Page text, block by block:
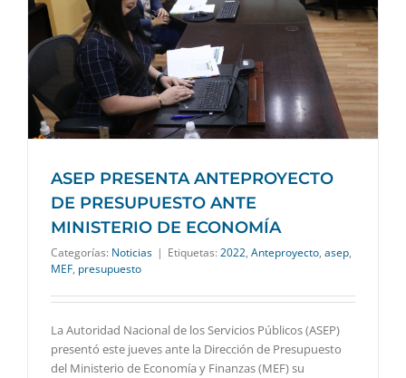
ASEP PRESENTA ANTEPROYECTO
DE PRESUPUESTO ANTE
MINISTERIO DE ECONOMÍA
Categorías: Noticias | Etiquetas: 2022, Anteproyecto, asep,
MEF, presupuesto
La Autoridad Nacional de los Servicios Públicos (ASEP)
presentó este jueves ante la Dirección de Presupuesto
del Ministerio de Economía y Finanzas (MEF) su